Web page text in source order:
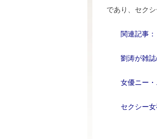
であり、セク
関連記事：
劉涛が雑
女優ニー
セクシー